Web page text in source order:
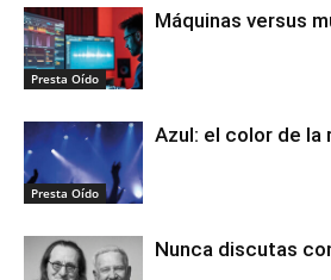
Presta Oído
Máquinas versus
Presta Oído
Azul: el color de la
Nunca discutas